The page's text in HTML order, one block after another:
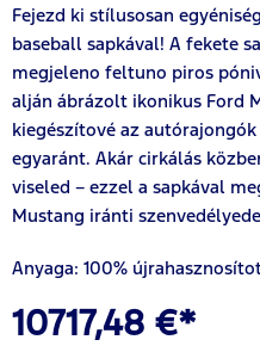
Fejezd ki stílusosan
baseball sapkával! A fekete
megjeleno feltuno piros
alján ábrázolt ikonikus Ford
kiegészítové az
egyaránt. Akár cirkálás
viseled – ezzel a sapkával
Mustang iránti
Anyaga: 100%
10717,48 €*